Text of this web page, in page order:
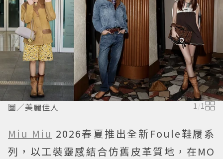
圖／美麗佳人 1 /1
Miu Miu 2026春夏推出全新Foule鞋履系
列，以工裝靈感結合仿舊皮革質地，在MO